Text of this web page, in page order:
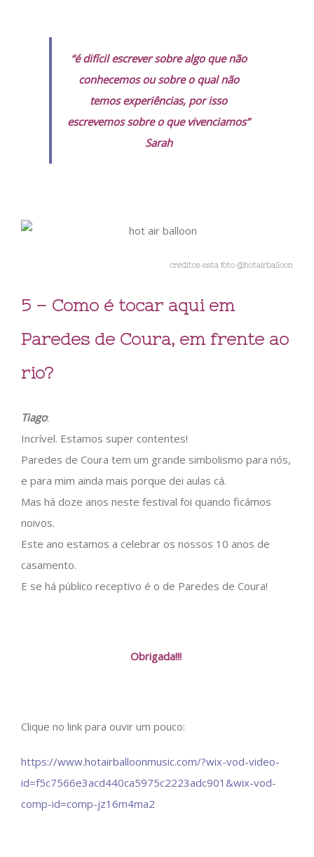
“é difícil escrever sobre algo que não
conhecemos ou sobre o qual não
temos experiências, por isso
escrevemos sobre o que vivenciamos”
Sarah
créditos esta foto @hotairballoon
5 – Como é tocar aqui em
Paredes de Coura, em frente ao
rio?
Tiago:
Incrível. Estamos super contentes!
Paredes de Coura tem um grande simbolismo para nós,
e para mim ainda mais porque dei aulas cá.
Mas há doze anos neste festival foi quando ficámos
noivos.
Este ano estamos a celebrar os nossos 10 anos de
casamento.
E se há público receptivo é o de Paredes de Coura!
Obrigada!!!
Clique no link para ouvir um pouco:
https://www.hotairballoonmusic.com/?wix-vod-video-
id=f5c7566e3acd440ca5975c2223adc901&wix-vod-
comp-id=comp-jz16m4ma2